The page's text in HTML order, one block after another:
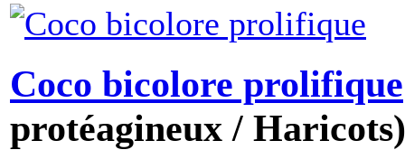
Coco bicolore prolifique
protéagineux / Haricots)